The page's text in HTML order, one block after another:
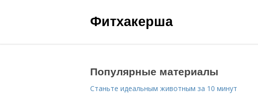
Фитхакерша
Популярные материалы
Станьте идеальным животным за 10 минут